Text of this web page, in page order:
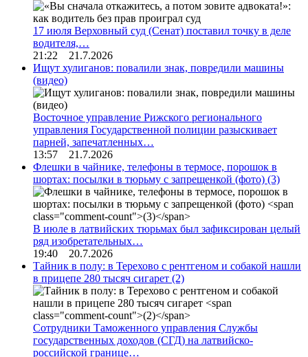
17 июля Верховный суд (Сенат) поставил точку в деле
водителя,…
21:22 21.7.2026
Ищут хулиганов: повалили знак, повредили машины
(видео)
Восточное управление Рижского регионального
управления Государственной полиции разыскивает
парней, запечатленных…
13:57 21.7.2026
Флешки в чайнике, телефоны в термосе, порошок в
шортах: посылки в тюрьму с запрещенкой (фото) (3)
В июле в латвийских тюрьмах был зафиксирован целый
ряд изобретательных…
19:40 20.7.2026
Тайник в полу: в Терехово с рентгеном и собакой нашли
в прицепе 280 тысяч сигарет (2)
Сотрудники Таможенного управления Службы
государственных доходов (СГД) на латвийско-
российской границе…